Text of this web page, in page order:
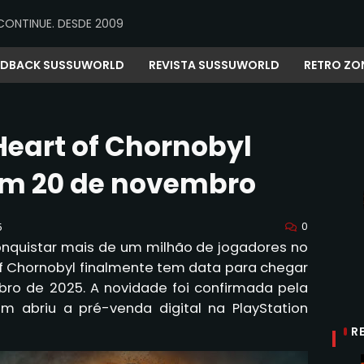
DESDE 2009
SUSSUWORLD REVISTA SUSSUWORLD RETRO
of Chornobyl
20 de novembro
0
mais de um milhão de jogadores no
of Chornobyl finalmente tem data para chegar
de 2025. A novidade foi confirmada pela
abriu a pré-venda digital na PlayStation